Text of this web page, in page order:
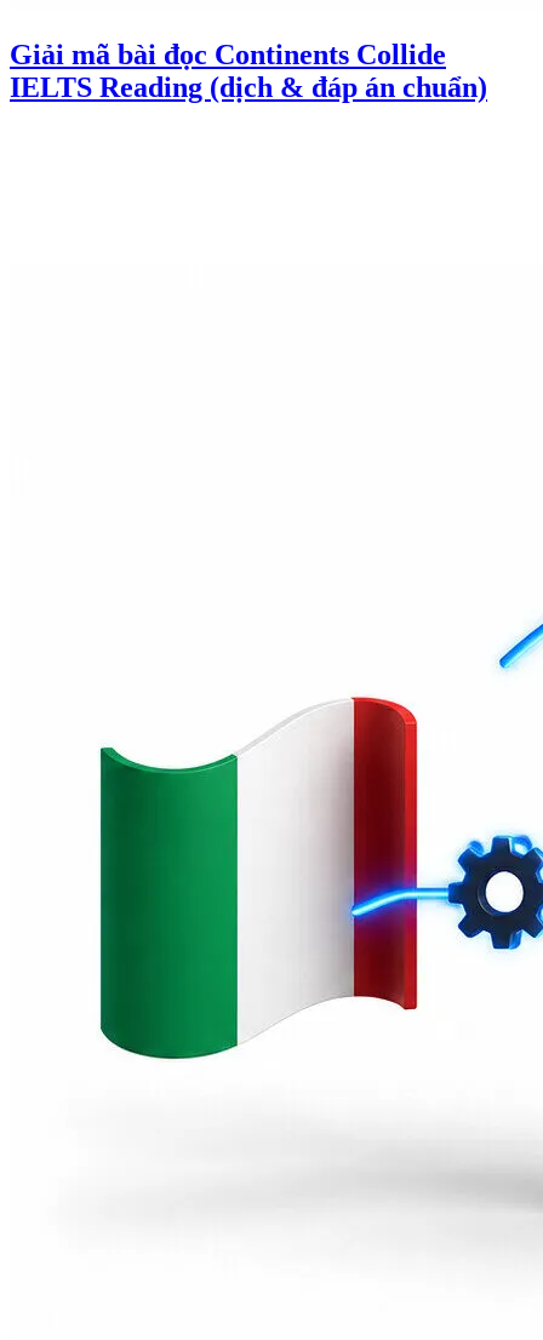
Giải mã bài đọc Continents Collide
IELTS Reading (dịch & đáp án chuẩn)